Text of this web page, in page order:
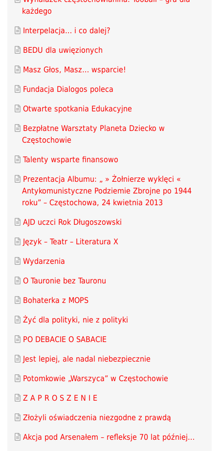
każdego
Interpelacja… i co dalej?
BEDU dla uwięzionych
Masz Głos, Masz… wsparcie!
Fundacja Dialogos poleca
Otwarte spotkania Edukacyjne
Bezpłatne Warsztaty Planeta Dziecko w
Częstochowie
Talenty wsparte finansowo
Prezentacja Albumu: „ » Żołnierze wyklęci «
Antykomunistyczne Podziemie Zbrojne po 1944
roku” – Częstochowa, 24 kwietnia 2013
AJD uczci Rok Długoszowski
Język – Teatr – Literatura X
Wydarzenia
O Tauronie bez Tauronu
Bohaterka z MOPS
Żyć dla polityki, nie z polityki
PO DEBACIE O SABACIE
Jest lepiej, ale nadal niebezpiecznie
Potomkowie „Warszyca” w Częstochowie
Z A P R O S Z E N I E
Złożyli oświadczenia niezgodne z prawdą
Akcja pod Arsenałem – refleksje 70 lat później…